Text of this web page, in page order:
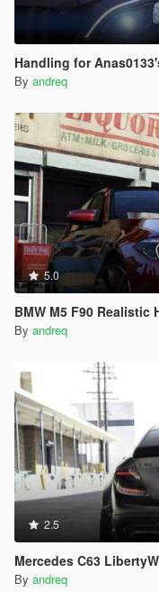
Handling for
By andreq
5.0
BMW M5 F90 Realistic
By andreq
2.5
Mercedes C63
By andreq